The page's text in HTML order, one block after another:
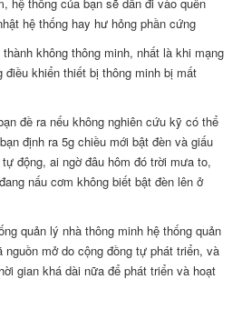
hệ thống hay hư hỏng phần cứng
không thông minh, nhất là khi mạng
điều khiển thiết bị thông minh bị mất
đề ra nếu không nghiên cứu kỹ có thể
định ra 5g chiều mới bật đèn và giấu
động, ai ngờ đâu hôm đó trời mưa to,
nấu cơm không biết bật đèn lên ở
quản lý nhà thông minh hệ thống quản
nguồn mở do cộng đồng tự phát triển, và
gian khá dài nữa để phát triển và hoạt